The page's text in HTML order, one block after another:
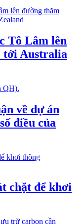
Tô Lâm lên
tới Australia
về dự án
điều của
chặt để khơi